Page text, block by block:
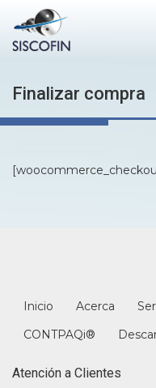
Finalizar compra
Inicio Acerca
CONTPAQi®
Atención a Clientes